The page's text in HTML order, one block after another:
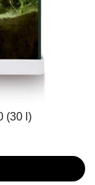
(30 l)